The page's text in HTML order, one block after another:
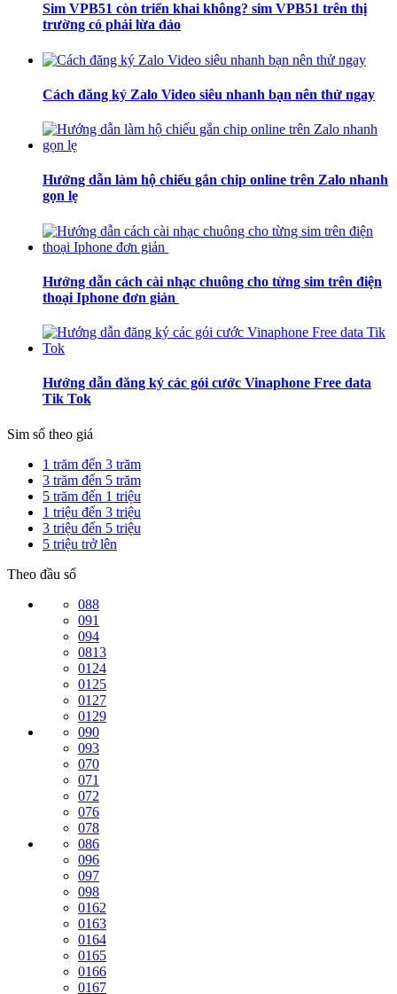
Sim VPB51 còn triển khai không? sim VPB51 trên thị
trường có phải lừa đảo
Cách đăng ký Zalo Video siêu nhanh bạn nên thử ngay
Hướng dẫn làm hộ chiếu gắn chip online trên Zalo nhanh
gọn lẹ
Hướng dẫn cách cài nhạc chuông cho từng sim trên điện
thoại Iphone đơn giản
Hướng dẫn đăng ký các gói cước Vinaphone Free data
Tik Tok
Sim số theo giá
1 trăm đến 3 trăm
3 trăm đến 5 trăm
5 trăm đến 1 triệu
1 triệu đến 3 triệu
3 triệu đến 5 triệu
5 triệu trở lên
Theo đầu số
088
091
094
0813
0124
0125
0127
0129
090
093
070
071
072
076
078
086
096
097
098
0162
0163
0164
0165
0166
0167